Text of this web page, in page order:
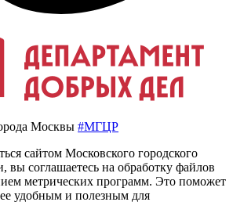
Москвы #МГЦР
сайтом Московского городского
вы соглашаетесь на обработку файлов
метрических программ. Это поможет
удобным и полезным для